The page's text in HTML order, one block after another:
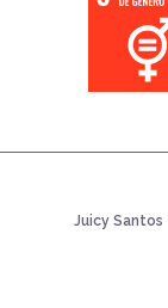
Juicy Santos